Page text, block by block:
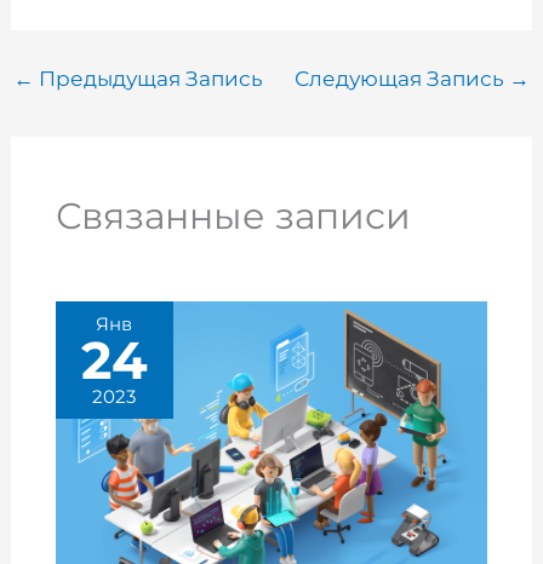
← Предыдущая Запись Следующая Запись →
Связанные записи
Янв
24
2023